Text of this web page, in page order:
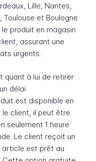
Lille, Nantes,
Toulouse et Boulogne.
produit en magasin
assurant une
urgents.
quant à lui de retirer
délai
est disponible en
client, il peut être
seulement 1 heure
Le client reçoit un
article est prêt au